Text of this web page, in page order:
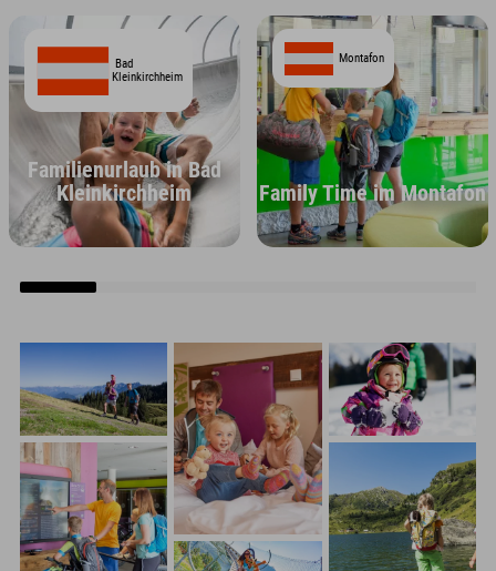
Bad
Kleinkirchheim
Familienurlaub in Bad
Kleinkirchheim
Montafon
Family Time im Montafon